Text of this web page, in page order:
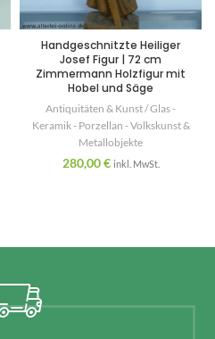
Handgeschnitzte Heiliger
Josef Figur | 72 cm
Zimmermann Holzfigur mit
Hobel und Säge
Antiquitäten & Kunst / Glas -
Keramik - Porzellan - Volkskunst &
Metallobjekte
280,00€ inkl. MwSt.